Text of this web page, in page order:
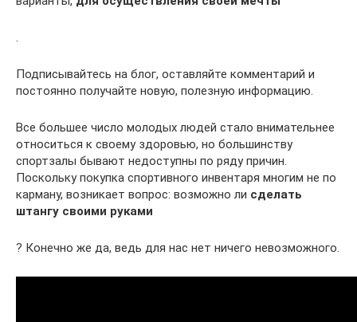
Подписывайтесь на блог, оставляйте комментарий и
постоянно получайте новую, полезную информацию.
Все большее число молодых людей стало внимательнее
относиться к своему здоровью, но большинству
спортзалы бывают недоступны по ряду причин.
Поскольку покупка спортивного инвентаря многим не по
карману, возникает вопрос: возможно ли сделать
штангу своими руками
? Конечно же да, ведь для нас нет ничего невозможного.